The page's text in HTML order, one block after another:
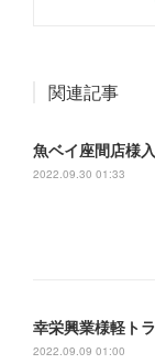
関連記事
2022.09.30 01:33
2022.09.09 01:00